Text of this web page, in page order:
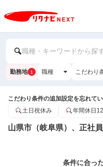
職種・キーワードから探
勤務地 1 職種 こだわり
こだわり条件の追加設定を忘れて
土日祝休み
年間休日
山県市（岐阜県）、正社
条件に合っ